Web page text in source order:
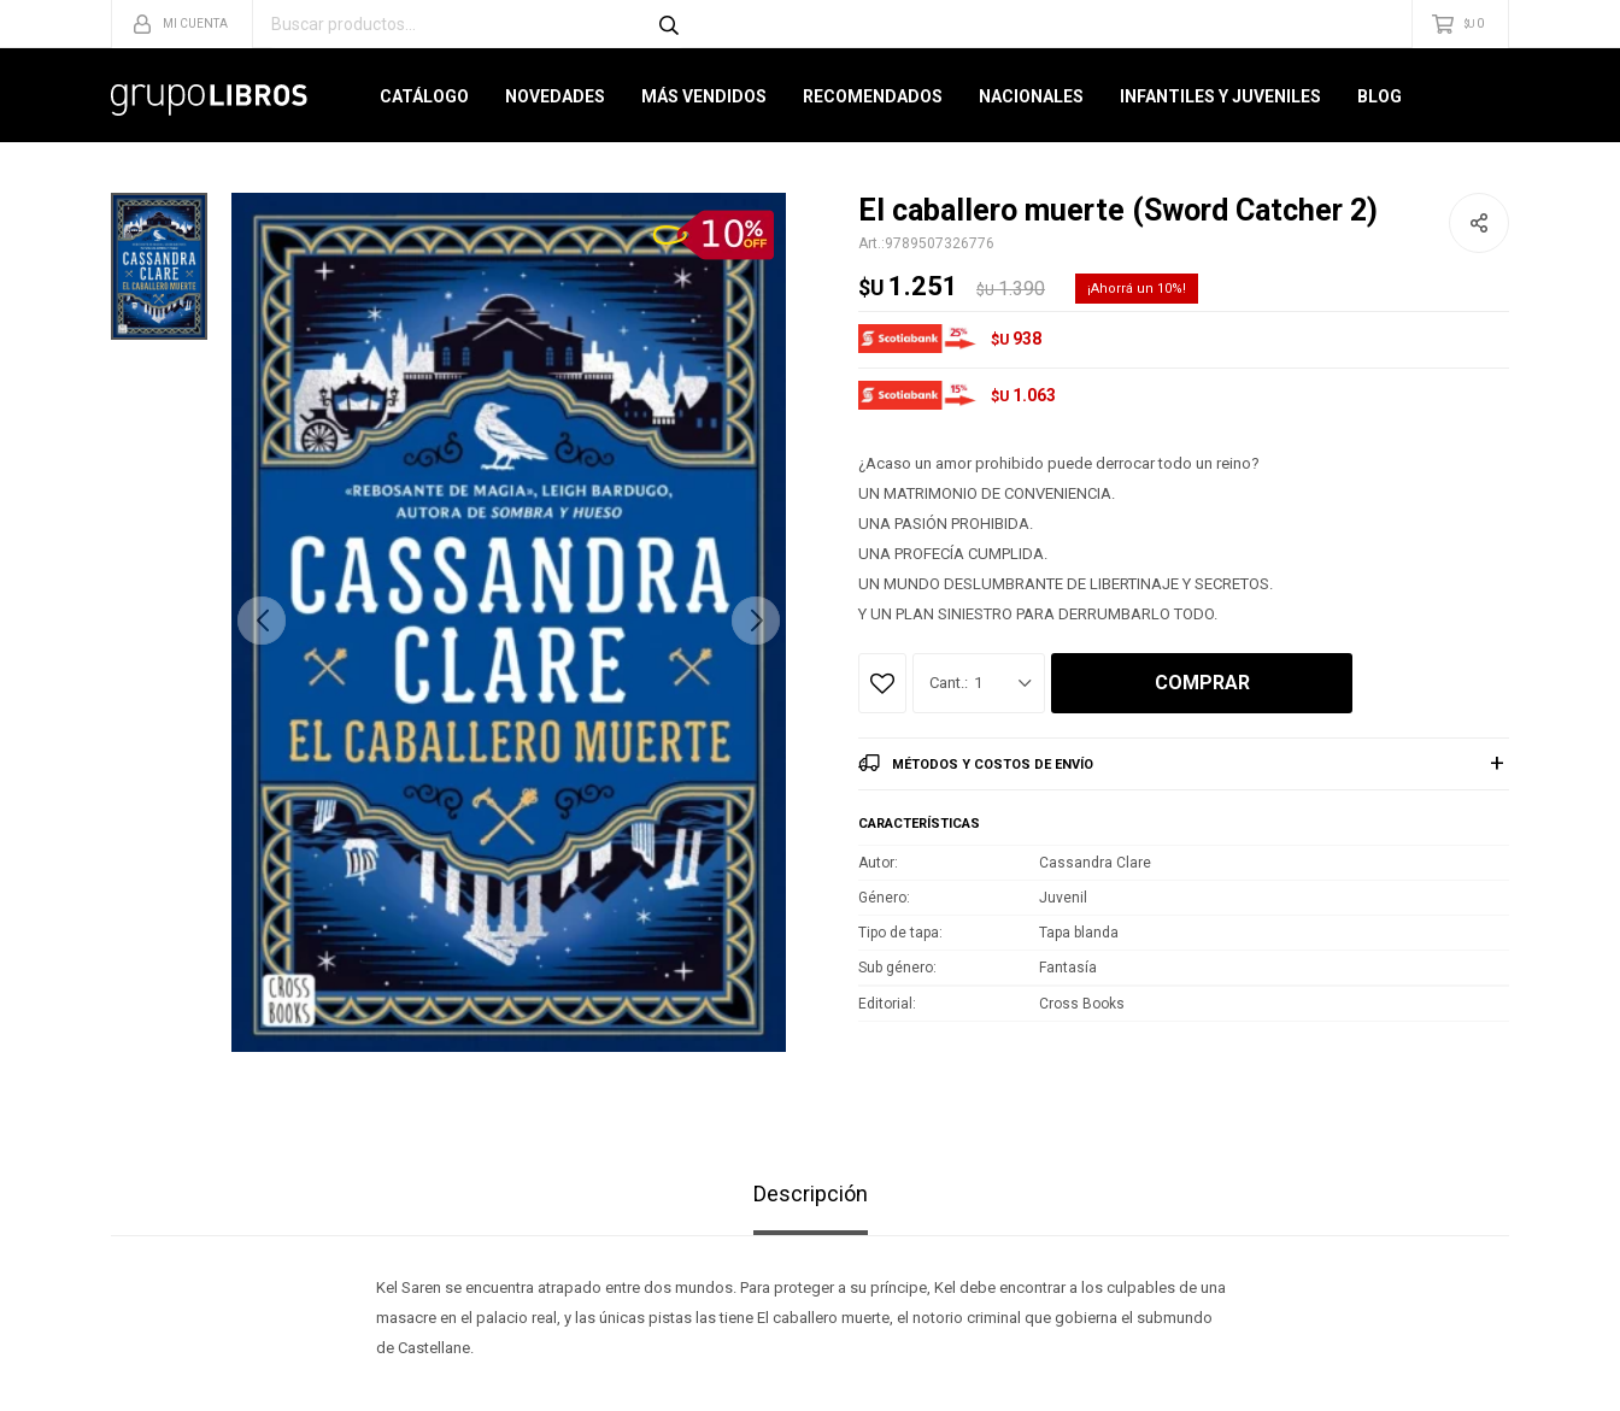
CATÁLOGO NOVEDADES MÁS VENDIDOS RECOMENDADOS NACIONALES INFANTILES Y JUVENILES BLOG
$U 0
El caballero muerte (Sword Catcher 2)
9789507326776
$U 1.251 $U 1.390 10
$U 938
$U 1.063
¿Acaso un amor prohibido puede derrocar todo un reino?
UN MATRIMONIO DE CONVENIENCIA.
UNA PASIÓN PROHIBIDA.
UNA PROFECÍA CUMPLIDA.
UN MUNDO DESLUMBRANTE DE LIBERTINAJE Y SECRETOS.
Y UN PLAN SINIESTRO PARA DERRUMBARLO TODO.
1 COMPRAR
MÉTODOS Y COSTOS DE ENVÍO
CARACTERÍSTICAS
Autor Cassandra Clare
Género Juvenil
Tipo de tapa Tapa blanda
Sub género Fantasía
Editorial Cross Books
Descripción
Kel Saren se encuentra atrapado entre dos mundos. Para proteger a su príncipe, Kel debe encontrar a los culpables de una
masacre en el palacio real, y las únicas pistas las tiene El caballero muerte, el notorio criminal que gobierna el submundo
de Castellane.